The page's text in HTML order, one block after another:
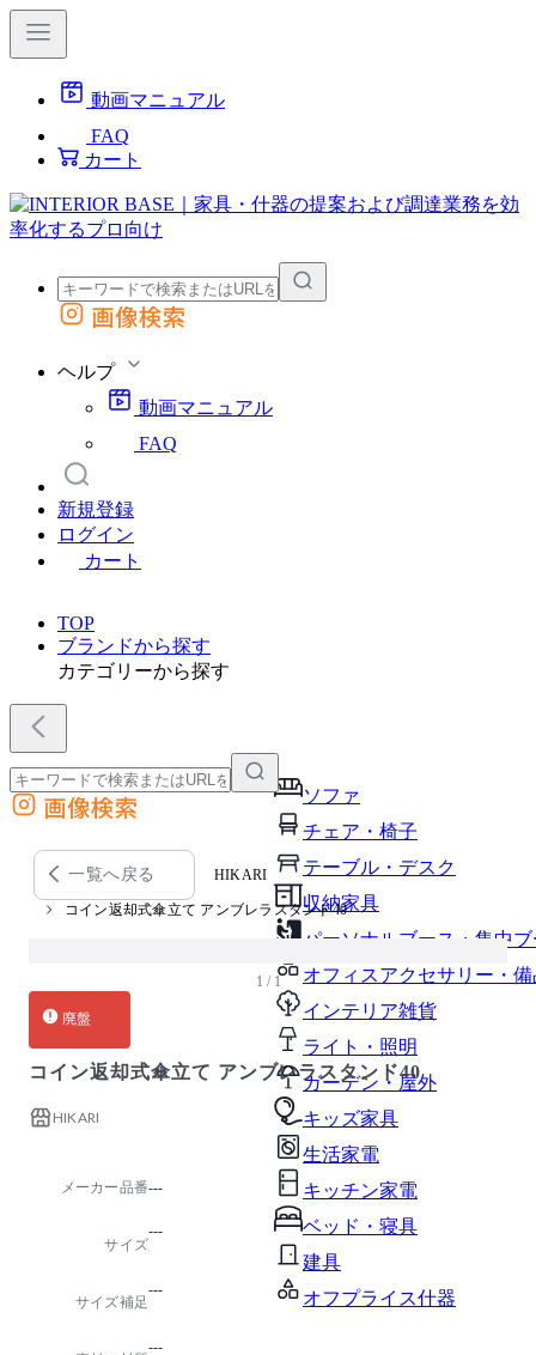
動画マニュアル
FAQ
カート
外部サイトの商品をカートに追加
画像検索
ヘルプ
動画マニュアル
FAQ
新規登録
ログイン
カート
TOP
ブランドから探す
カテゴリーから探す
ソファ
チェア・椅子
テーブル・デスク
収納家具
パーソナルブース・集中
オフィスアクセサリー・備
インテリア雑貨
ライト・照明
ガーデン・屋外
キッズ家具
生活家電
キッチン家電
ベッド・寝具
建具
オフプライス什器
外部サイトの商品をカートに追加
他のサイトで見つけた商品ページのURLを貼り付けて、カートに追加できます
画像検索
一覧へ戻る HIKARI
コイン返却式傘立て アンブレラスタンド40
1 / 1
廃盤
コイン返却式傘立て アンブレラスタンド40
HIKARI
メーカー品番---
サイズ
---
サイズ補足
---
---